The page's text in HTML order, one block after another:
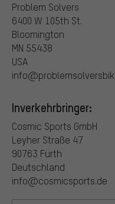
Problem Solvers
6400 W 105th St.
Bloomington
MN 55438
USA
Inverkehrbringer:
Cosmic Sports GmbH
Leyher Straße 47
90763 Fürth
Deutschland
info@cosmicsports.de